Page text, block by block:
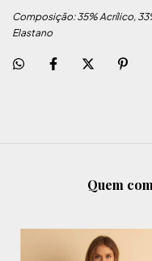
Composição: 35% Acrílico,
Elastano
Quem